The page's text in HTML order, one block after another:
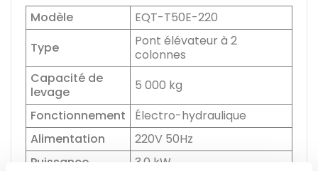
Modèle
EQT-T50E-220
Type
Pont élévateur à 2
colonnes
Capacité de
levage
5 000 kg
Fonctionnement
Électro-hydraulique
Alimentation
220V 50Hz
Puissance
3,0 kW